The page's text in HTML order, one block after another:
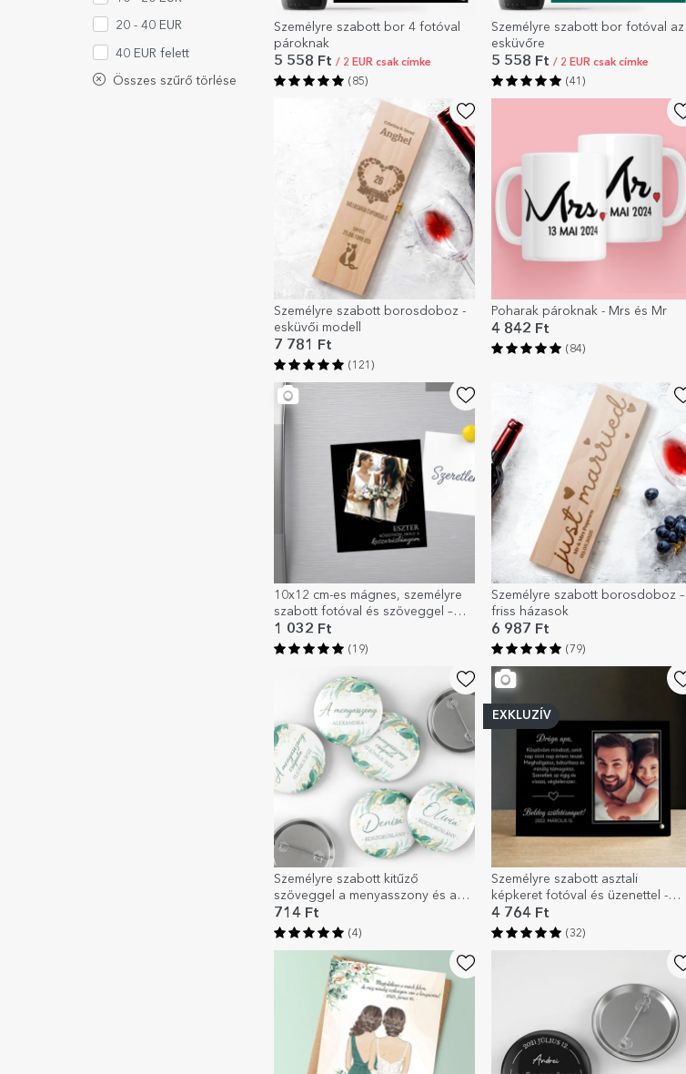
20 - 40 EUR
40 EUR felett
Összes szűrő törlése
Személyre szabott bor 4 fotóval
pároknak
5 558 Ft / 2 EUR csak címke
(85)
Személyre szabott bor fotóval az
esküvőre
5 558 Ft / 2 EUR csak címke
(41)
Személyre szabott borosdoboz -
esküvői modell
7 781 Ft
(121)
Poharak pároknak - Mrs és Mr
4 842 Ft
(84)
10x12 cm-es mágnes, személyre
szabott fotóval és szöveggel –
Köszönöm!
1 032 Ft
(19)
Személyre szabott borosdoboz –
friss házasok
6 987 Ft
(79)
Személyre szabott kitűző
szöveggel a menyasszony és a
koszorúslányok számára
714 Ft
(4)
EXKLUZÍV
Személyre szabott asztali
képkeret fotóval és üzenettel -
Szeretettel
4 764 Ft
(32)